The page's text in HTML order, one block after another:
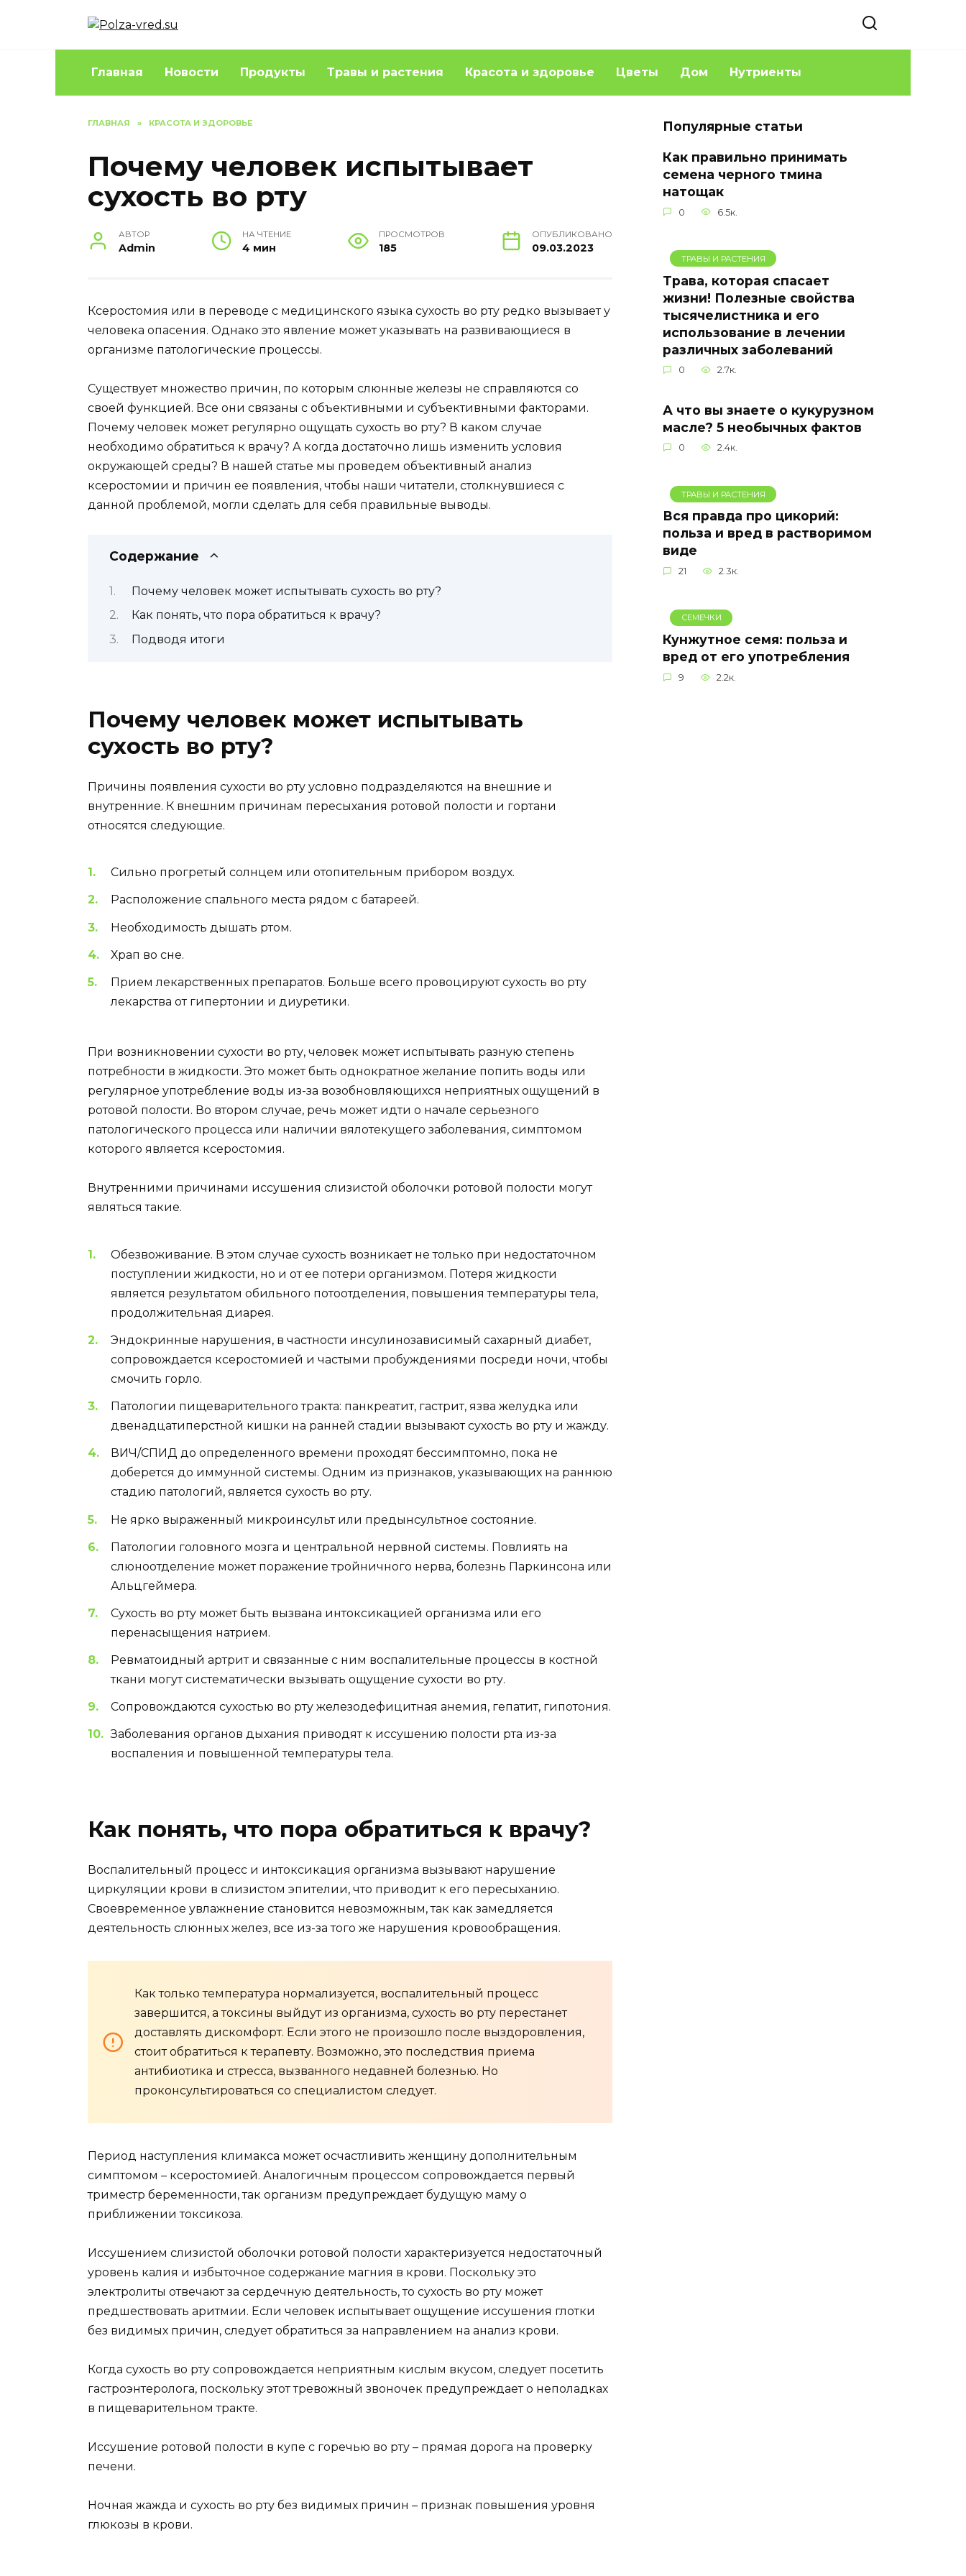
Главная Новости Продукты Травы и растения Красота и здоровье Цветы Дом Нутриенты
ГЛАВНАЯ » КРАСОТА И ЗДОРОВЬЕ
Почему человек испытывает
сухость во рту
АВТОР
Admin
НА ЧТЕНИЕ
4 мин
ПРОСМОТРОВ
185
ОПУБЛИКОВАНО
09.03.2023
Ксеростомия или в переводе с медицинского языка сухость во рту редко вызывает у
человека опасения. Однако это явление может указывать на развивающиеся в
организме патологические процессы.
Существует множество причин, по которым слюнные железы не справляются со
своей функцией. Все они связаны с объективными и субъективными факторами.
Почему человек может регулярно ощущать сухость во рту? В каком случае
необходимо обратиться к врачу? А когда достаточно лишь изменить условия
окружающей среды? В нашей статье мы проведем объективный анализ
ксеростомии и причин ее появления, чтобы наши читатели, столкнувшиеся с
данной проблемой, могли сделать для себя правильные выводы.
Содержание
Почему человек может испытывать сухость во рту?
Как понять, что пора обратиться к врачу?
Подводя итоги
Почему человек может испытывать
сухость во рту?
Причины появления сухости во рту условно подразделяются на внешние и
внутренние. К внешним причинам пересыхания ротовой полости и гортани
относятся следующие.
Сильно прогретый солнцем или отопительным прибором воздух.
Расположение спального места рядом с батареей.
Необходимость дышать ртом.
Храп во сне.
Прием лекарственных препаратов. Больше всего провоцируют сухость во рту
лекарства от гипертонии и диуретики.
При возникновении сухости во рту, человек может испытывать разную степень
потребности в жидкости. Это может быть однократное желание попить воды или
регулярное употребление воды из-за возобновляющихся неприятных ощущений в
ротовой полости. Во втором случае, речь может идти о начале серьезного
патологического процесса или наличии вялотекущего заболевания, симптомом
которого является ксеростомия.
Внутренними причинами иссушения слизистой оболочки ротовой полости могут
являться такие.
Обезвоживание. В этом случае сухость возникает не только при недостаточном
поступлении жидкости, но и от ее потери организмом. Потеря жидкости
является результатом обильного потоотделения, повышения температуры тела,
продолжительная диарея.
Эндокринные нарушения, в частности инсулинозависимый сахарный диабет,
сопровождается ксеростомией и частыми пробуждениями посреди ночи, чтобы
смочить горло.
Патологии пищеварительного тракта: панкреатит, гастрит, язва желудка или
двенадцатиперстной кишки на ранней стадии вызывают сухость во рту и жажду.
ВИЧ/СПИД до определенного времени проходят бессимптомно, пока не
доберется до иммунной системы. Одним из признаков, указывающих на раннюю
стадию патологий, является сухость во рту.
Не ярко выраженный микроинсульт или предынсультное состояние.
Патологии головного мозга и центральной нервной системы. Повлиять на
слюноотделение может поражение тройничного нерва, болезнь Паркинсона или
Альцгеймера.
Сухость во рту может быть вызвана интоксикацией организма или его
перенасыщения натрием.
Ревматоидный артрит и связанные с ним воспалительные процессы в костной
ткани могут систематически вызывать ощущение сухости во рту.
Сопровождаются сухостью во рту железодефицитная анемия, гепатит, гипотония.
Заболевания органов дыхания приводят к иссушению полости рта из-за
воспаления и повышенной температуры тела.
Как понять, что пора обратиться к врачу?
Воспалительный процесс и интоксикация организма вызывают нарушение
циркуляции крови в слизистом эпителии, что приводит к его пересыханию.
Своевременное увлажнение становится невозможным, так как замедляется
деятельность слюнных желез, все из-за того же нарушения кровообращения.
Как только температура нормализуется, воспалительный процесс
завершится, а токсины выйдут из организма, сухость во рту перестанет
доставлять дискомфорт. Если этого не произошло после выздоровления,
стоит обратиться к терапевту. Возможно, это последствия приема
антибиотика и стресса, вызванного недавней болезнью. Но
проконсультироваться со специалистом следует.
Период наступления климакса может осчастливить женщину дополнительным
симптомом – ксеростомией. Аналогичным процессом сопровождается первый
триместр беременности, так организм предупреждает будущую маму о
приближении токсикоза.
Иссушением слизистой оболочки ротовой полости характеризуется недостаточный
уровень калия и избыточное содержание магния в крови. Поскольку это
электролиты отвечают за сердечную деятельность, то сухость во рту может
предшествовать аритмии. Если человек испытывает ощущение иссушения глотки
без видимых причин, следует обратиться за направлением на анализ крови.
Когда сухость во рту сопровождается неприятным кислым вкусом, следует посетить
гастроэнтеролога, поскольку этот тревожный звоночек предупреждает о неполадках
в пищеварительном тракте.
Иссушение ротовой полости в купе с горечью во рту – прямая дорога на проверку
печени.
Ночная жажда и сухость во рту без видимых причин – признак повышения уровня
глюкозы в крови.
Популярные статьи
Как правильно принимать
семена черного тмина
натощак
0 6.5к.
ТРАВЫ И РАСТЕНИЯ
Трава, которая спасает
жизни! Полезные свойства
тысячелистника и его
использование в лечении
различных заболеваний
0 2.7к.
А что вы знаете о кукурузном
масле? 5 необычных фактов
0 2.4к.
ТРАВЫ И РАСТЕНИЯ
Вся правда про цикорий:
польза и вред в растворимом
виде
21 2.3к.
СЕМЕЧКИ
Кунжутное семя: польза и
вред от его употребления
9 2.2к.